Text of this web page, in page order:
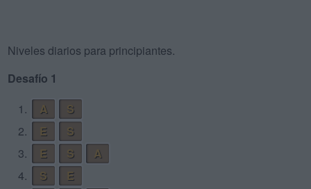
Niveles diarios para principiantes.
Desafío 1
1.
A
S
2.
E
S
3.
E S
A
4.
S
E